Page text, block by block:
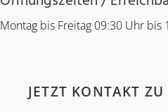
Montag bis Freitag 09:30 Uhr
JETZT KONTAKT